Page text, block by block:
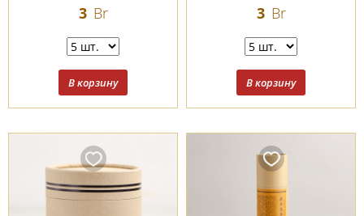
3 Br 3 Br